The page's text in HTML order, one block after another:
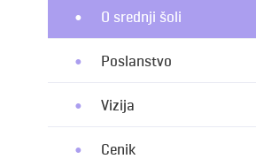
O srednji šoli
Poslanstvo
Vizija
Cenik